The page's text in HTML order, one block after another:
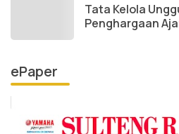
Tata Kelola
Penghargaan
ePaper